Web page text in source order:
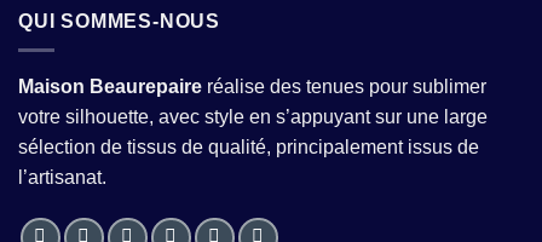
QUI SOMMES-NOUS
Maison Beaurepaire réalise des tenues pour sublimer
votre silhouette, avec style en s’appuyant sur une large
sélection de tissus de qualité, principalement issus de
l’artisanat.